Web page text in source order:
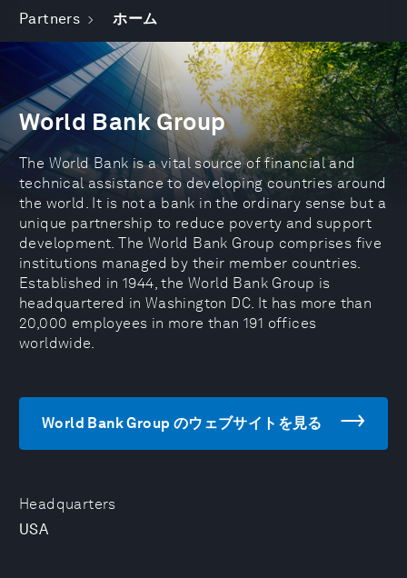
Partners ホーム
Headquarters
USA
World Bank Group
The World Bank is a vital source of financial and
technical assistance to developing countries around
the world. It is not a bank in the ordinary sense but a
unique partnership to reduce poverty and support
development. The World Bank Group comprises five
institutions managed by their member countries.
Established in 1944, the World Bank Group is
headquartered in Washington DC. It has more than
20,000 employees in more than 191 offices
worldwide.
World Bank Group のウェブサイトを見る